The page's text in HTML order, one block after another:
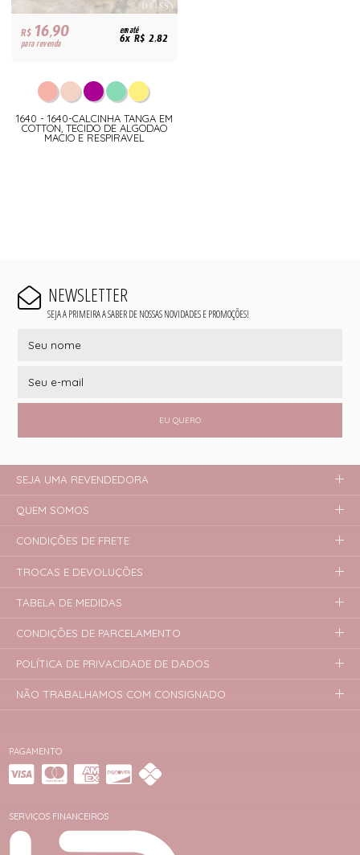
R$16,90
para revenda
em até
6x R$ 2,82
1640 - 1640-CALCINHA TANGA EM
COTTON, TECIDO DE ALGODAO
MACIO E RESPIRAVEL
NEWSLETTER
SEJA A PRIMEIRA A SABER DE NOSSAS NOVIDADES E PROMOÇÕES!
EU QUERO
PAGAMENTO
SERVIÇOS FINANCEIROS
SEJA UMA REVENDEDORA
QUEM SOMOS
CONDIÇÕES DE FRETE
TROCAS E DEVOLUÇÕES
TABELA DE MEDIDAS
CONDIÇÕES DE PARCELAMENTO
POLÍTICA DE PRIVACIDADE DE DADOS
NÃO TRABALHAMOS COM CONSIGNADO